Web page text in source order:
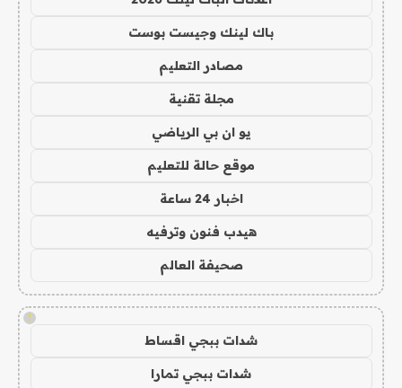
باك لينك وجيست بوست
مصادر التعليم
مجلة تقنية
يو ان بي الرياضي
موقع حالة للتعليم
اخبار 24 ساعة
هيدب فنون وترفيه
صحيفة العالم
!
شدات ببجي اقساط
شدات ببجي تمارا